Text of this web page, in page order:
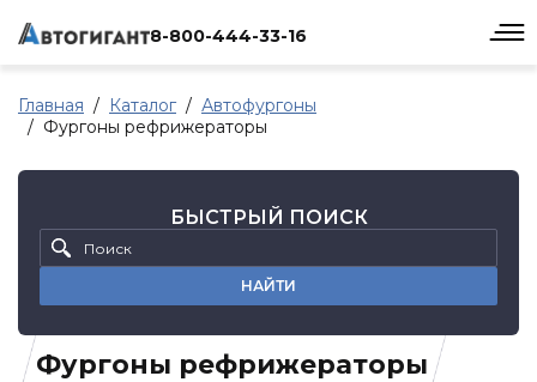
8-800-444-33-16
Главная Каталог
Автофургоны
Фургоны рефрижераторы
Фургоны рефрижераторы
БЫСТРЫЙ ПОИСК
НАЙТИ